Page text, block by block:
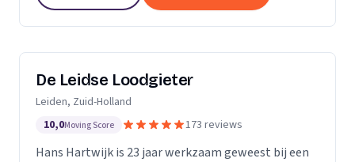
De Leidse Loodgieter
Leiden, Zuid-Holland
10,0Moving Score 173 reviews
Hans Hartwijk is 23 jaar werkzaam geweest bij een